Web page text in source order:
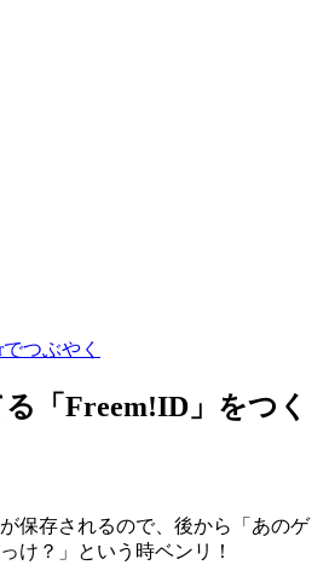
つぶやく
「 Freem!ID 」をつく
保存されるので、後から「あのゲ
け？」という時ベンリ！